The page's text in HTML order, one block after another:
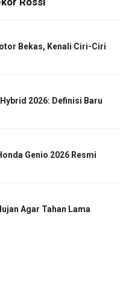
Bekas, Kenali Ciri-Ciri
2026: Definisi Baru
Genio 2026 Resmi
Agar Tahan Lama